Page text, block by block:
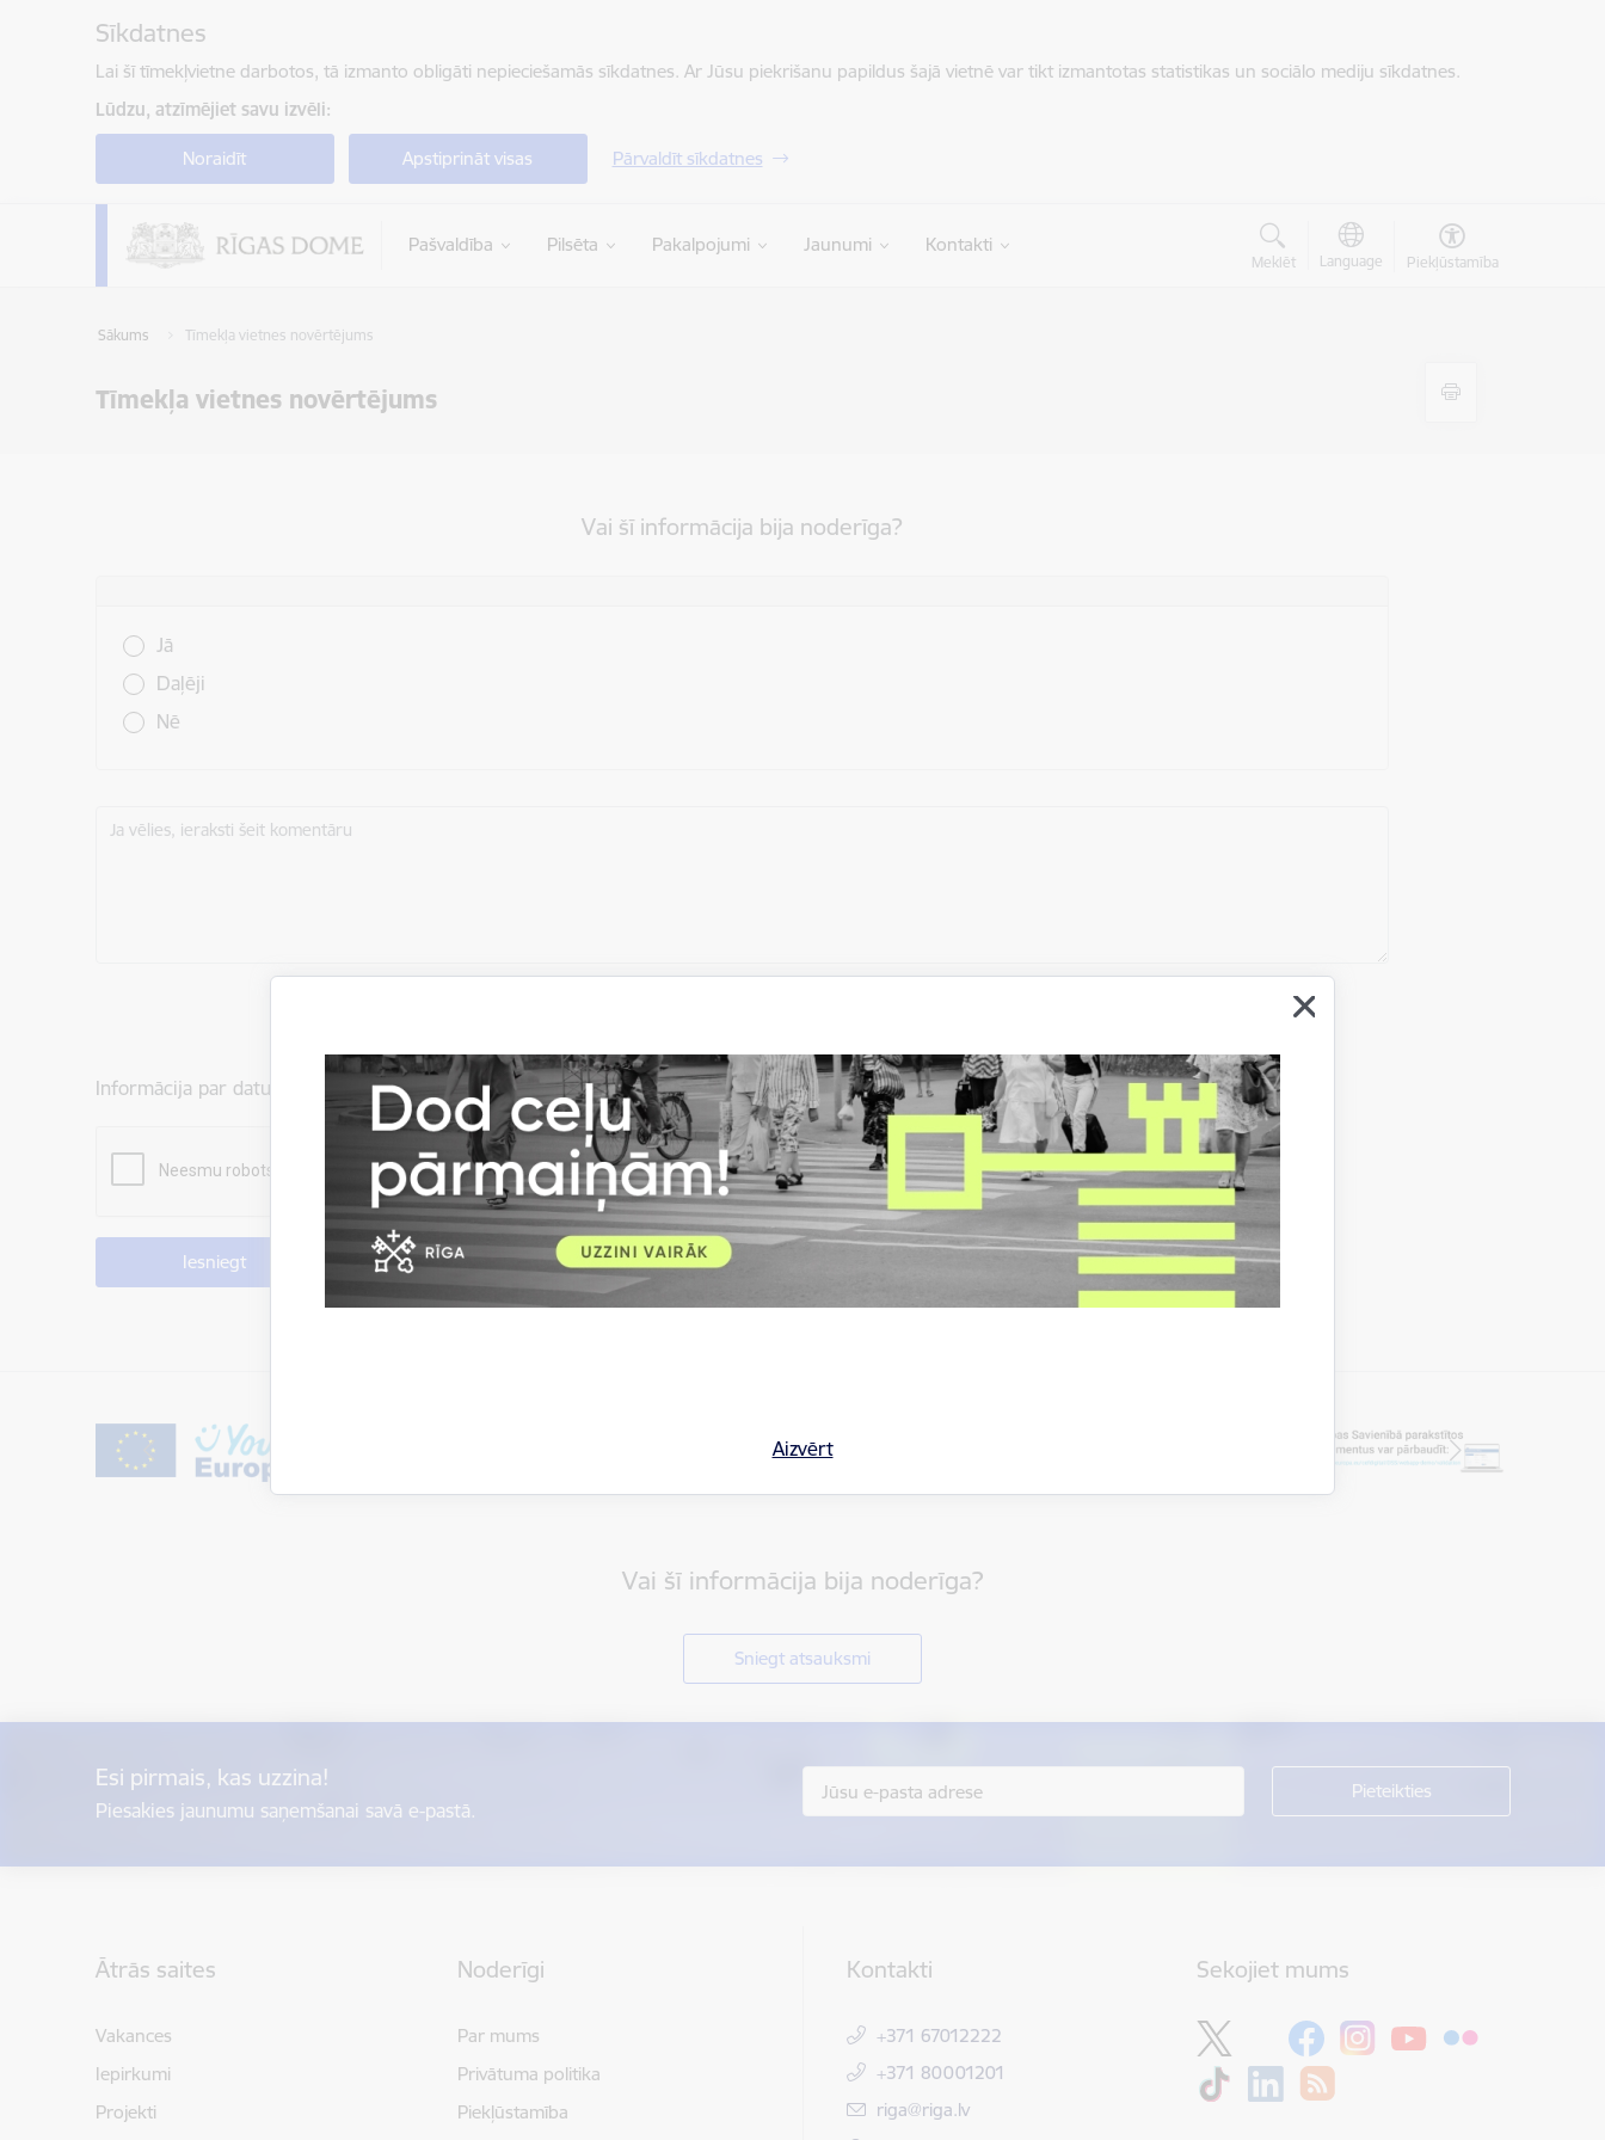
Sīkdatnes
Lai šī tīmekļvietne darbotos, tā izmanto obligāti nepieciešamās sīkdatnes. Ar Jūsu piekrišanu papildus šajā vietnē var tikt izmantotas statistikas un sociālo mediju sīkdatnes.
Lūdzu, atzīmējiet savu izvēli:
Noraidīt Apstiprināt visas Pārvaldīt sīkdatnes
Pašvaldība Pilsēta Pakalpojumi Jaunumi Kontakti
Meklēt Language Piekļūstamība
Sākums Tīmekļa vietnes novērtējums
Tīmekļa vietnes novērtējums
Aizvērt
Vai šī informācija bija noderīga?
Jā
Daļēji
Nē
Ja vēlies, ieraksti šeit komentāru
Informācija par datu apstrādi ir atrodama sadaļā: Privātuma politika
Vai šī informācija bija noderīga?
Sniegt atsauksmi
Esi pirmais, kas uzzina!
Piesakies jaunumu saņemšanai savā e-pastā.
Ātrās saites
Vakances
Iepirkumi
Projekti
Noderīgi
Par mums
Privātuma politika
Piekļūstamība
Kontakti
+371 67012222
+371 80001201
E-pasts:
riga@riga.lv
Sekojiet mums